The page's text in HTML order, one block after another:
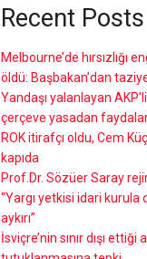
Recent Posts
Melbourne’de hırsızlığı
öldü: Başbakan’dan
Yandaşı yalanlayan
çerçeve yasadan
ROK itirafçı oldu, Cem
kapıda
Prof.Dr. Sözüer Saray
“Yargı yetkisi idari
aykırı”
İsviçre’nin sınır dışı